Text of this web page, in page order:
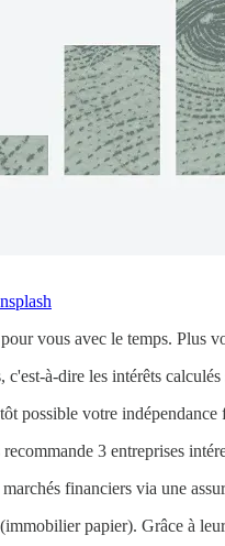
vous avec le temps. Plus
c'est-à-dire les intérêts
possible votre
3 entreprises
financiers via une
papier). Grâce à